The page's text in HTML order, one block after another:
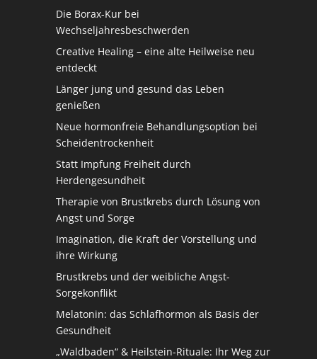
Die Borax-Kur bei
Wechseljahresbeschwerden
Creative Healing – eine alte Heilweise neu
entdeckt
Länger jung und gesund das Leben
genießen
Neue hormonfreie Behandlungsoption bei
Scheidentrockenheit
Statt Impfung Freiheit durch
Herdengesundheit
Therapie von Brustkrebs durch Lösung von
Angst und Sorge
Imagination, die Kraft der Vorstellung und
ihre Wirkung
Brustkrebs und der weibliche Angst-
Sorgekonflikt
Melatonin: das Schlafhormon als Basis der
Gesundheit
„Waldbaden“ & Heilstein-Rituale: Ihr Weg zur